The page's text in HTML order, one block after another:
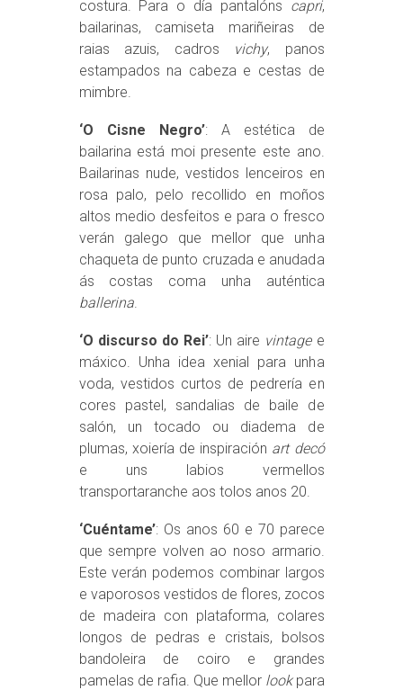
costura. Para o día pantalóns capri,
bailarinas, camiseta mariñeiras de
raias azuis, cadros
vichy, panos
estampados na cabeza e cestas de
mimbre.
‘O Cisne Negro’: A estética de
bailarina está moi presente este ano.
Bailarinas nude, vestidos lenceiros en
rosa palo, pelo recollido en moños
altos medio desfeitos e para o fresco
verán galego que mellor que unha
chaqueta de punto cruzada e anudada
ás costas coma unha auténtica
ballerina.
‘O discurso do Rei’: Un aire vintagee
máxico. Unha idea xenial para unha
voda, vestidos curtos de pedrería en
cores pastel, sandalias de baile de
salón, un tocado ou diadema de
plumas, xoiería de inspiración art decó
e uns labios vermellos
transportaranche aos tolos anos 20.
‘Cuéntame’: Os anos 60 e 70 parece
que sempre volven ao noso armario.
Este verán podemos combinar largos
e vaporosos vestidos de flores, zocos
de madeira con plataforma, colares
longos de pedras e cristais, bolsos
bandoleira de coiro e grandes
pamelas de rafia. Que mellor lookpara